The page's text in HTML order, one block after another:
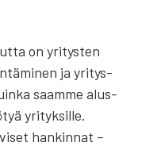
on yri­tys­ten
ja yri­tys­
saam­me alus­
yri­tyk­sil­le.
han­kin­nat –